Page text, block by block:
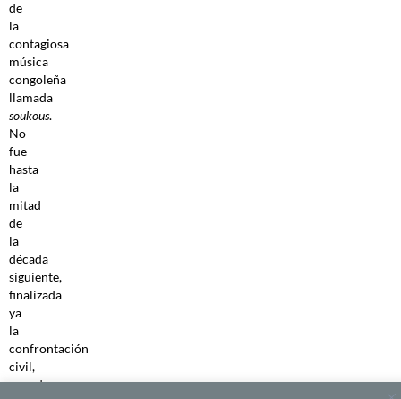
de
la
contagiosa
música
congoleña
llamada
soukous.
No
fue
hasta
la
mitad
de
la
década
siguiente,
finalizada
ya
la
confrontación
civil,
cuando